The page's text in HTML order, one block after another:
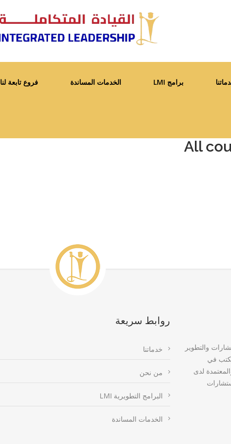
برامج LMI الخدمات المساندة فروع تابعة لنا
All
والتطوير
في
والمعتمدة لدى
روابط سريعة
خدماتنا
من نحن
البرامج التطويرية LMI
الخدمات المساندة